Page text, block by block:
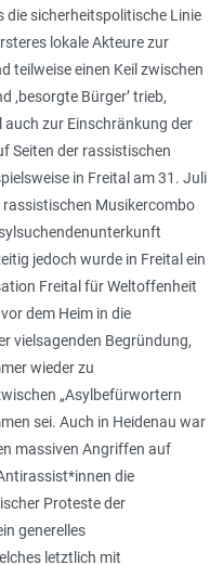
die sicherheitspolitische Linie
lokale Akteure zur
teilweise einen Keil zwischen
,besorgte Bürger’ trieb,
auch zur Einschränkung der
Seiten der rassistischen
in Freital am 31. Juli
Musikercombo
jedoch wurde in Freital ein
Freital für Weltoffenheit
dem Heim in die
vielsagenden Begründung,
wieder zu
„Asylbefürwortern
sei. Auch in Heidenau war
massiven Angriffen auf
die
Proteste der
generelles
letztlich mit